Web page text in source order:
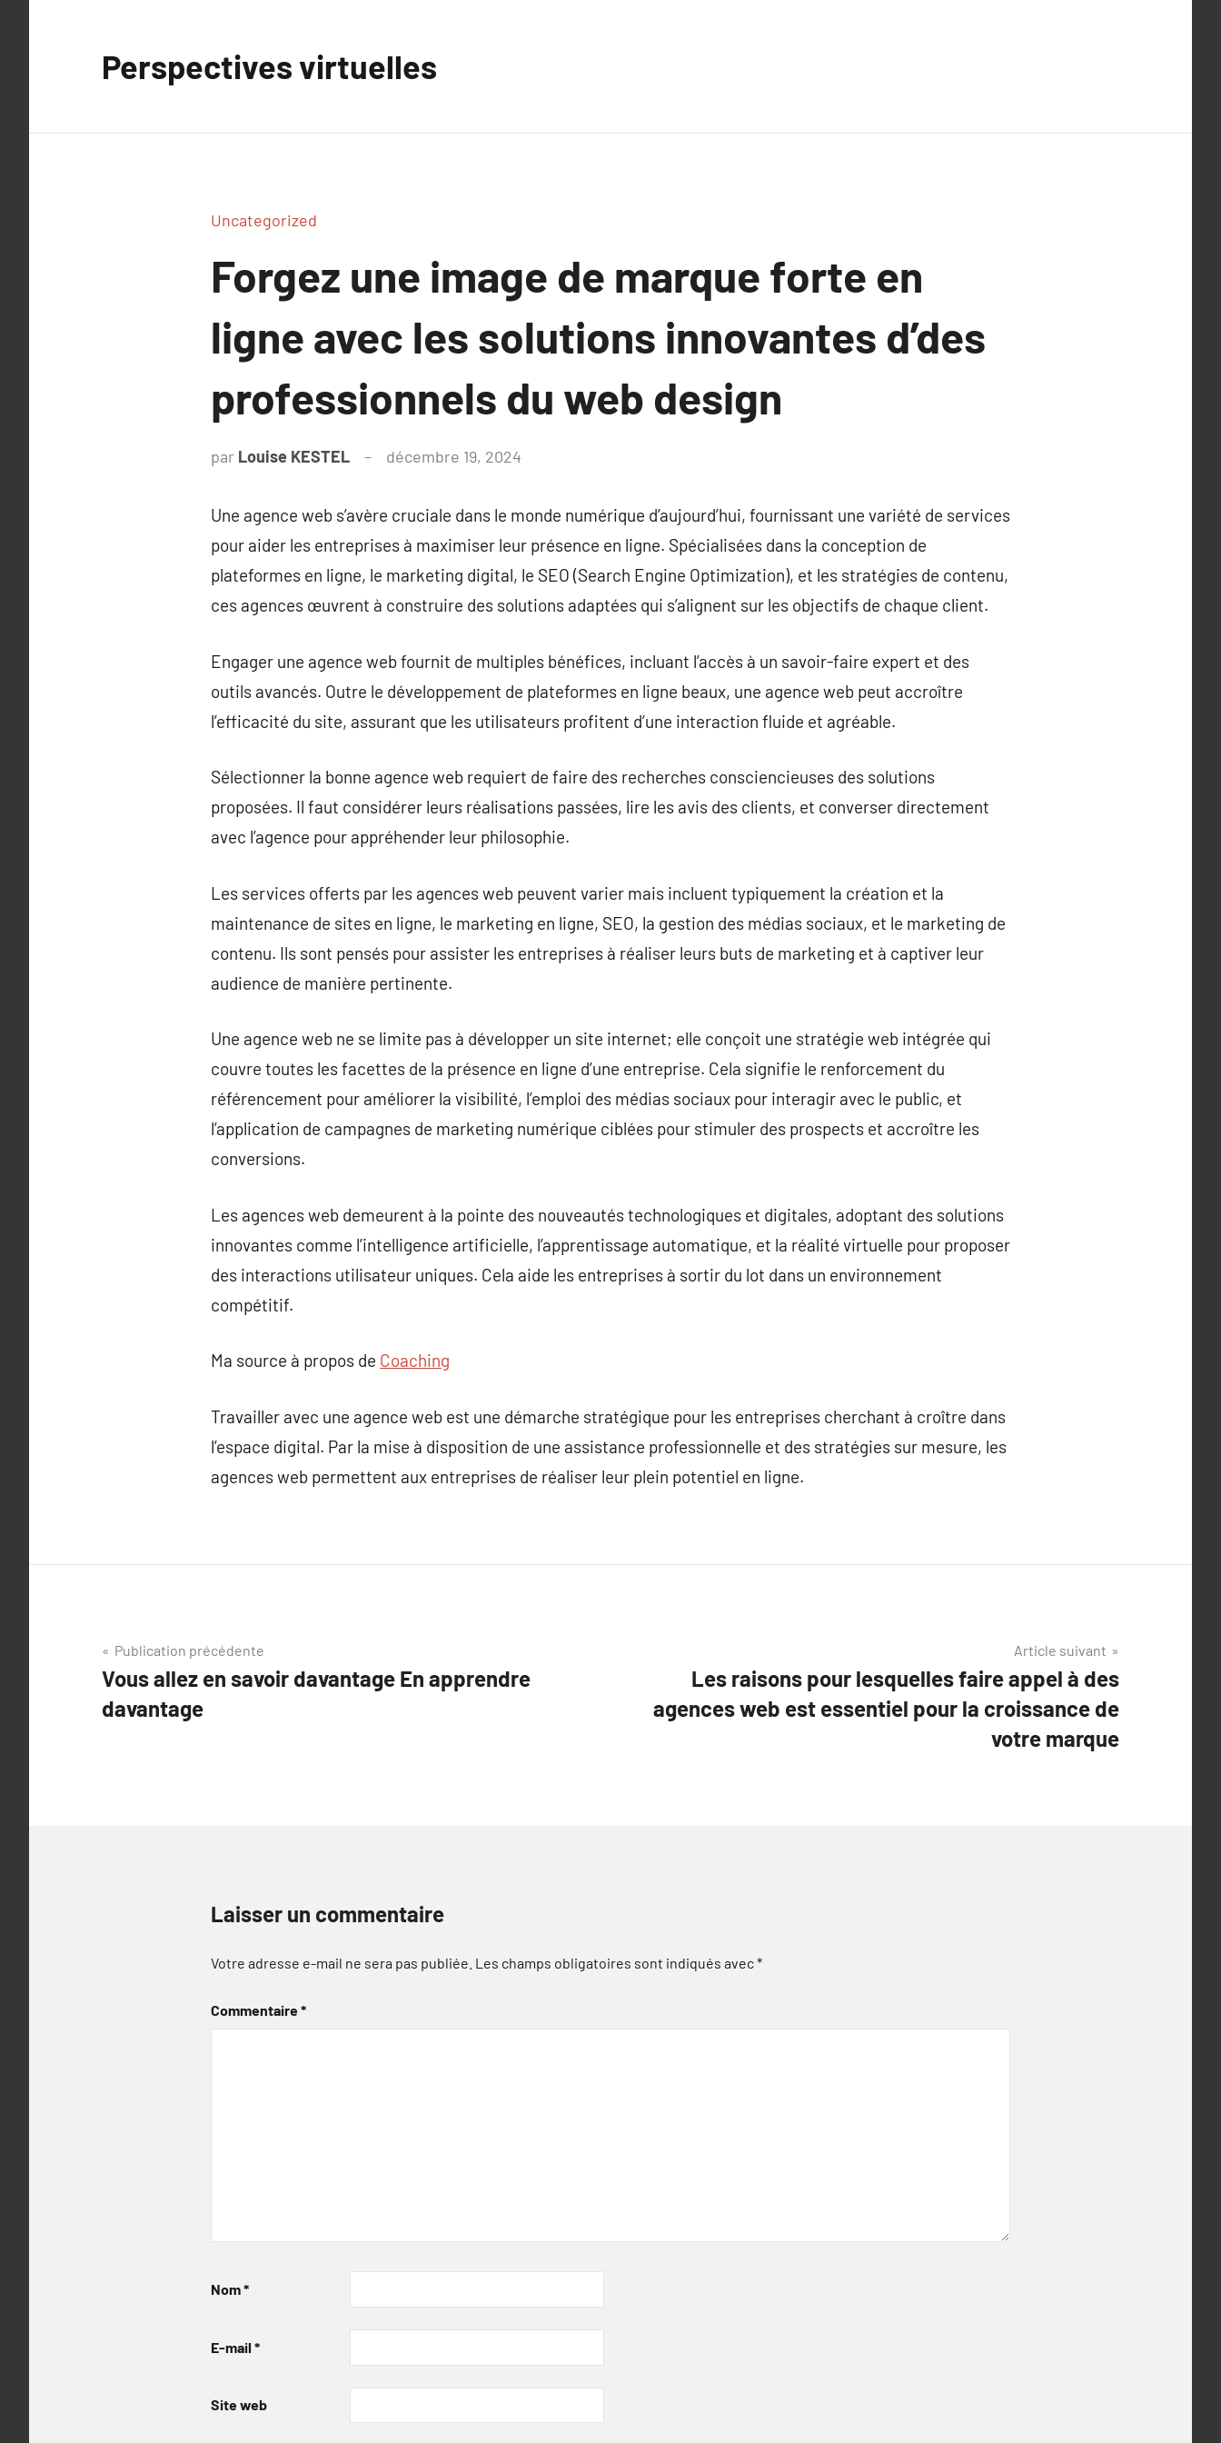
Perspectives virtuelles
Uncategorized
Forgez une image de marque forte en
ligne avec les solutions innovantes d’des
professionnels du web design
par Louise KESTEL décembre 19, 2024
Une agence web s’avère cruciale dans le monde numérique d’aujourd’hui, fournissant une variété de services
pour aider les entreprises à maximiser leur présence en ligne. Spécialisées dans la conception de
plateformes en ligne, le marketing digital, le SEO (Search Engine Optimization), et les stratégies de contenu,
ces agences œuvrent à construire des solutions adaptées qui s’alignent sur les objectifs de chaque client.
Engager une agence web fournit de multiples bénéfices, incluant l’accès à un savoir-faire expert et des
outils avancés. Outre le développement de plateformes en ligne beaux, une agence web peut accroître
l’efficacité du site, assurant que les utilisateurs profitent d’une interaction fluide et agréable.
Sélectionner la bonne agence web requiert de faire des recherches consciencieuses des solutions
proposées. Il faut considérer leurs réalisations passées, lire les avis des clients, et converser directement
avec l’agence pour appréhender leur philosophie.
Les services offerts par les agences web peuvent varier mais incluent typiquement la création et la
maintenance de sites en ligne, le marketing en ligne, SEO, la gestion des médias sociaux, et le marketing de
contenu. Ils sont pensés pour assister les entreprises à réaliser leurs buts de marketing et à captiver leur
audience de manière pertinente.
Une agence web ne se limite pas à développer un site internet; elle conçoit une stratégie web intégrée qui
couvre toutes les facettes de la présence en ligne d’une entreprise. Cela signifie le renforcement du
référencement pour améliorer la visibilité, l’emploi des médias sociaux pour interagir avec le public, et
l’application de campagnes de marketing numérique ciblées pour stimuler des prospects et accroître les
conversions.
Les agences web demeurent à la pointe des nouveautés technologiques et digitales, adoptant des solutions
innovantes comme l’intelligence artificielle, l’apprentissage automatique, et la réalité virtuelle pour proposer
des interactions utilisateur uniques. Cela aide les entreprises à sortir du lot dans un environnement
compétitif.
Ma source à propos de Coaching
Travailler avec une agence web est une démarche stratégique pour les entreprises cherchant à croître dans
l’espace digital. Par la mise à disposition de une assistance professionnelle et des stratégies sur mesure, les
agences web permettent aux entreprises de réaliser leur plein potentiel en ligne.
Navigation
de
l’article
Publication précédente
Vous allez en savoir davantage En apprendre
davantage
Article suivant
Les raisons pour lesquelles faire appel à des
agences web est essentiel pour la croissance de
votre marque
Laisser un commentaire
Votre adresse e-mail ne sera pas publiée. Les champs obligatoires sont indiqués avec*
Commentaire*
Nom*
E-mail *
Site web